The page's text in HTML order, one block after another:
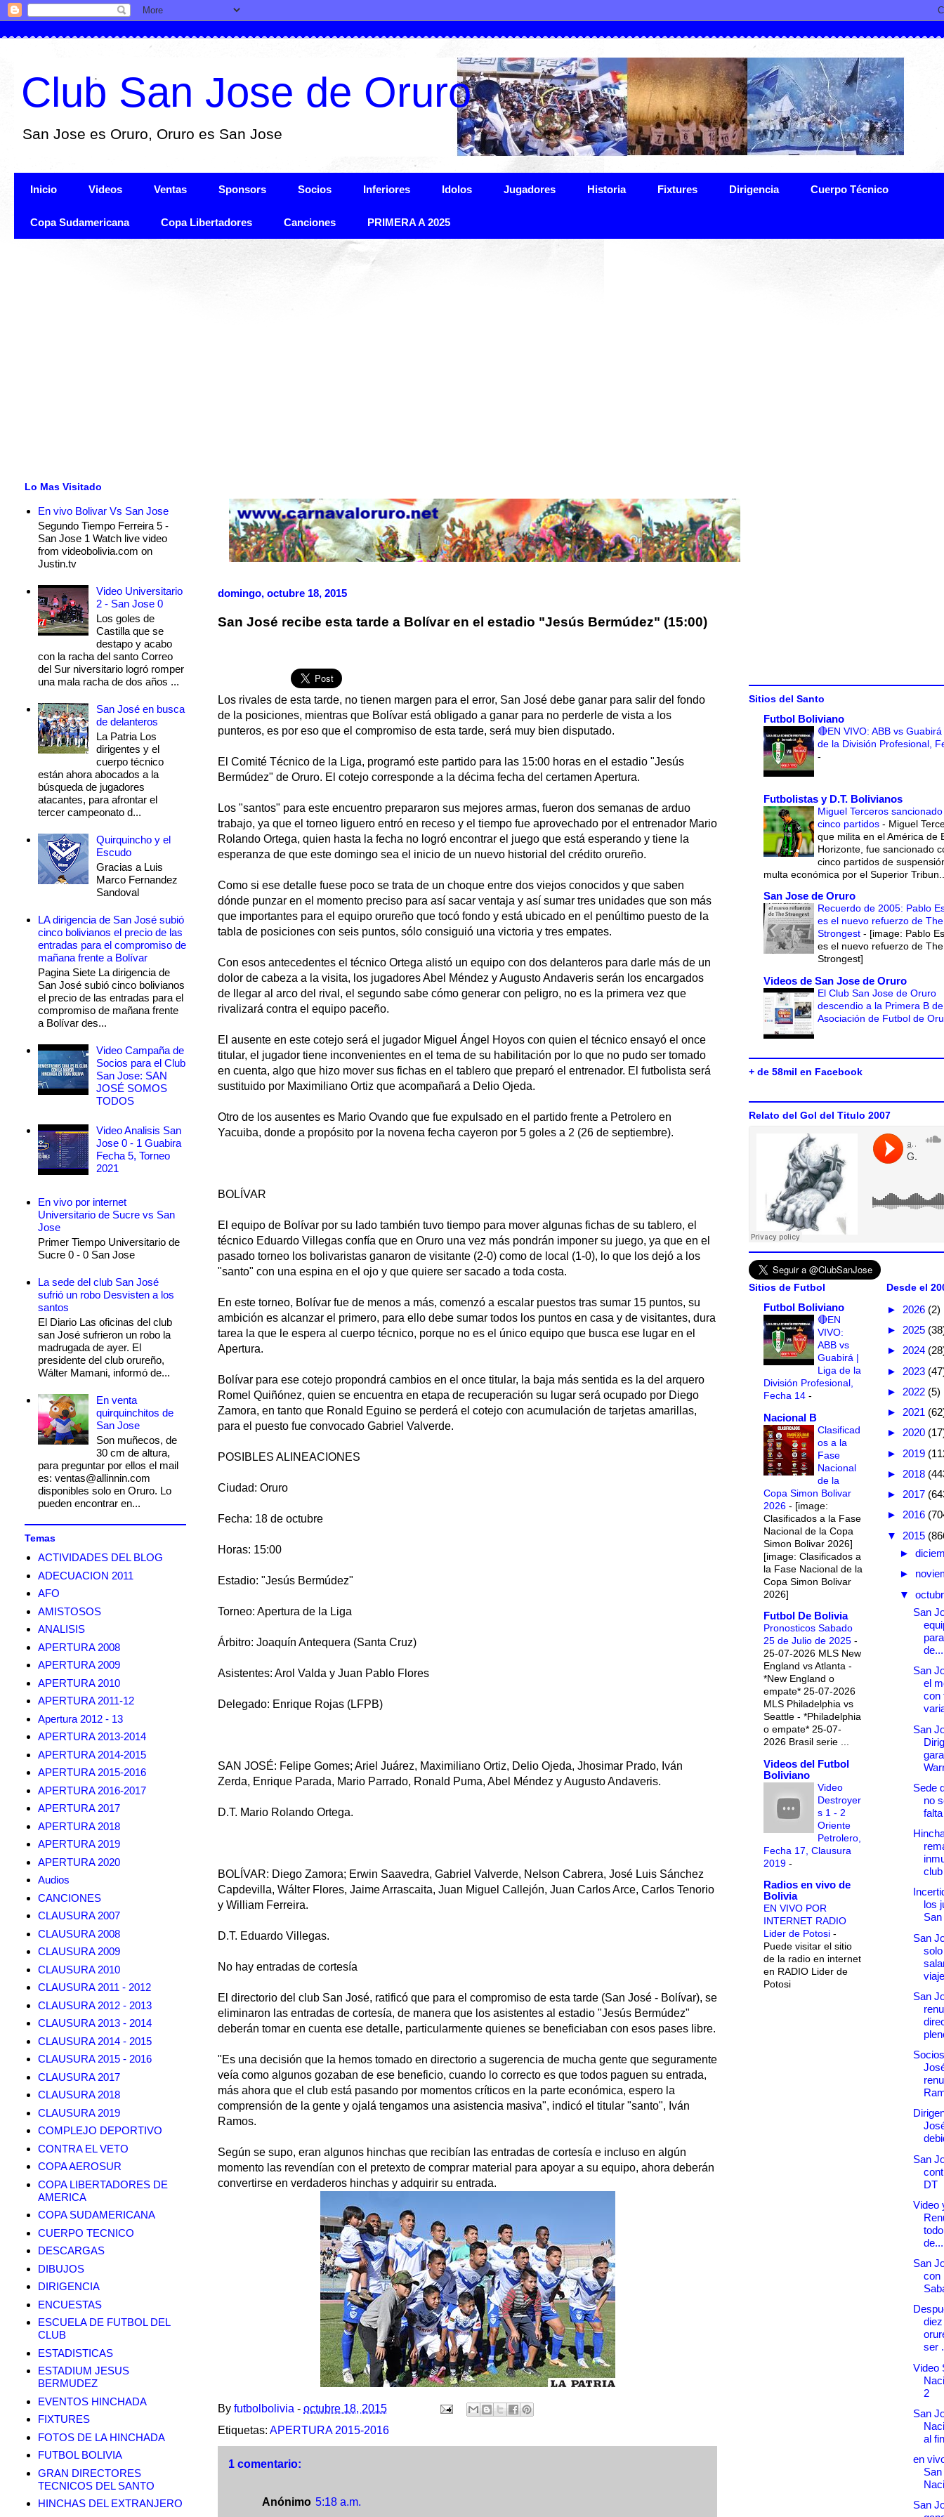
Club San Jose de Oruro
San Jose es Oruro, Oruro es San Jose
Inicio Videos Ventas Sponsors Socios Inferiores Idolos Jugadores Historia Fixtures Dirigencia Cuerpo Técnico
Copa Sudamericana Copa Libertadores Canciones PRIMERA A 2025
domingo, octubre 18, 2015
San José recibe esta tarde a Bolívar en el estadio "Jesús Bermúdez" (15:00)
Los rivales de esta tarde, no tienen margen para el error, San José debe ganar para salir del fondo
de la posiciones, mientras que Bolívar está obligado a ganar para no perderle de vista a los
punteros, es por eso que el compromiso de esta tarde, será muy bien disputado.
El Comité Técnico de la Liga, programó este partido para las 15:00 horas en el estadio "Jesús
Bermúdez" de Oruro. El cotejo corresponde a la décima fecha del certamen Apertura.
Los "santos" para este encuentro prepararon sus mejores armas, fueron dos semanas de arduo
trabajo, ya que el torneo liguero entró en receso y el tiempo fue aprovechado por el entrenador Mario
Rolando Ortega, quien hasta la fecha no logró encontrar el juego que está esperando y tiene la
esperanza de que este domingo sea el inicio de un nuevo historial del crédito orureño.
Como si ese detalle fuese poco se trata de un choque entre dos viejos conocidos y que saben
dónde punzar en el momento preciso para así sacar ventaja y así sumar tres unidades que son más
que importantes para el equipo orureño que tocó fondo y está ubicado en el penúltimo puesto de la
tabla de posiciones con seis puntos, sólo consiguió una victoria y tres empates.
Con esos antecedentes el técnico Ortega alistó un equipo con dos delanteros para darle más de un
dolor de cabeza a la visita, los jugadores Abel Méndez y Augusto Andaveris serán los encargados
de llegar al arco del rival, el segundo sabe cómo generar con peligro, no es la primera vez que
rivalizará contra el equipo paceño.
El ausente en este cotejo será el jugador Miguel Ángel Hoyos con quien el técnico ensayó el once
titular, el jugador tiene inconvenientes en el tema de su habilitación por lo que no pudo ser tomado
en cuenta, algo que hizo mover sus fichas en el tablero que preparó el entrenador. El futbolista será
sustituido por Maximiliano Ortiz que acompañará a Delio Ojeda.
Otro de los ausentes es Mario Ovando que fue expulsado en el partido frente a Petrolero en
Yacuiba, donde a propósito por la novena fecha cayeron por 5 goles a 2 (26 de septiembre).
BOLÍVAR
El equipo de Bolívar por su lado también tuvo tiempo para mover algunas fichas de su tablero, el
técnico Eduardo Villegas confía que en Oruro una vez más pondrán imponer su juego, ya que en el
pasado torneo los bolivaristas ganaron de visitante (2-0) como de local (1-0), lo que los dejó a los
"santo" con una espina en el ojo y que quiere ser sacado a toda costa.
En este torneo, Bolívar fue de menos a más, comenzó a escalar puestos tras sumar 15 puntos, su
ambición es alcanzar el primero, para ello debe sumar todos los puntos en casa y de visitantes, dura
tarea la que le espera al cuerpo técnico, porque no es el único equipo que busca ese lugar en el
Apertura.
Bolívar para ese cotejo propondrá cambios en el once titular, la baja más sentida es la del arquero
Romel Quiñónez, quien se encuentra en etapa de recuperación su lugar será ocupado por Diego
Zamora, en tanto que Ronald Eguino se perderá el cotejo con acumulación de tarjetas amarillas,
para el puesto fue convocado Gabriel Valverde.
POSIBLES ALINEACIONES
Ciudad: Oruro
Fecha: 18 de octubre
Horas: 15:00
Estadio: "Jesús Bermúdez"
Torneo: Apertura de la Liga
Árbitro: Joaquín Antequera (Santa Cruz)
Asistentes: Arol Valda y Juan Pablo Flores
Delegado: Enrique Rojas (LFPB)
SAN JOSÉ: Felipe Gomes; Ariel Juárez, Maximiliano Ortiz, Delio Ojeda, Jhosimar Prado, Iván
Zerda, Enrique Parada, Mario Parrado, Ronald Puma, Abel Méndez y Augusto Andaveris.
D.T. Mario Rolando Ortega.
BOLÍVAR: Diego Zamora; Erwin Saavedra, Gabriel Valverde, Nelson Cabrera, José Luis Sánchez
Capdevilla, Wálter Flores, Jaime Arrascaita, Juan Miguel Callejón, Juan Carlos Arce, Carlos Tenorio
y William Ferreira.
D.T. Eduardo Villegas.
No hay entradas de cortesía
El directorio del club San José, ratificó que para el compromiso de esta tarde (San José - Bolívar), se
eliminaron las entradas de cortesía, de manera que los asistentes al estadio "Jesús Bermúdez"
deberán tomar en cuenta ese detalle, particularmente quienes se beneficiaban con esos pases libre.
"Es una decisión que la hemos tomado en directorio a sugerencia de mucha gente que seguramente
veía como algunos gozaban de ese beneficio, cuando lo correcto es que todos paguen su entrada,
más ahora que el club está pasando por momentos críticos en la parte económica, espero la
comprensión de la gente y ojalá tengamos una asistencia masiva", indicó el titular "santo", Iván
Ramos.
Según se supo, eran algunos hinchas que recibían las entradas de cortesía e incluso en algún
momento las revendían con el pretexto de comprar material para apoyar a su equipo, ahora deberán
convertirse en verdaderos hinchas y adquirir su entrada.
By futbolbolivia - octubre 18, 2015
Etiquetas: APERTURA 2015-2016
1 comentario:
Anónimo 5:18 a.m.
Lo Mas Visitado
En vivo Bolivar Vs San Jose
Segundo Tiempo Ferreira 5 -
San Jose 1 Watch live video
from videobolivia.com on
Justin.tv
Video Universitario
2 - San Jose 0
Los goles de
Castilla que se
destapo y acabo
con la racha del santo Correo
del Sur niversitario logró romper
una mala racha de dos años ...
San José en busca
de delanteros
La Patria Los
dirigentes y el
cuerpo técnico
están ahora abocados a la
búsqueda de jugadores
atacantes, para afrontar el
tercer campeonato d...
Quirquincho y el
Escudo
Gracias a Luis
Marco Fernandez
Sandoval
LA dirigencia de San José subió
cinco bolivianos el precio de las
entradas para el compromiso de
mañana frente a Bolívar
Pagina Siete La dirigencia de
San José subió cinco bolivianos
el precio de las entradas para el
compromiso de mañana frente
a Bolívar des...
Video Campaña de
Socios para el Club
San Jose: SAN
JOSÉ SOMOS
TODOS
Video Analisis San
Jose 0 - 1 Guabira
Fecha 5, Torneo
2021
En vivo por internet
Universitario de Sucre vs San
Jose
Primer Tiempo Universitario de
Sucre 0 - 0 San Jose
La sede del club San José
sufrió un robo Desvisten a los
santos
El Diario Las oficinas del club
san José sufrieron un robo la
madrugada de ayer. El
presidente del club orureño,
Wálter Mamani, informó de...
En venta
quirquinchitos de
San Jose
Son muñecos, de
30 cm de altura,
para preguntar por ellos el mail
es: ventas@allinnin.com
disponibles solo en Oruro. Lo
pueden encontrar en...
Temas
ACTIVIDADES DEL BLOG
ADECUACION 2011
AFO
AMISTOSOS
ANALISIS
APERTURA 2008
APERTURA 2009
APERTURA 2010
APERTURA 2011-12
Apertura 2012 - 13
APERTURA 2013-2014
APERTURA 2014-2015
APERTURA 2015-2016
APERTURA 2016-2017
APERTURA 2017
APERTURA 2018
APERTURA 2019
APERTURA 2020
Audios
CANCIONES
CLAUSURA 2007
CLAUSURA 2008
CLAUSURA 2009
CLAUSURA 2010
CLAUSURA 2011 - 2012
CLAUSURA 2012 - 2013
CLAUSURA 2013 - 2014
CLAUSURA 2014 - 2015
CLAUSURA 2015 - 2016
CLAUSURA 2017
CLAUSURA 2018
CLAUSURA 2019
COMPLEJO DEPORTIVO
CONTRA EL VETO
COPA AEROSUR
COPA LIBERTADORES DE
AMERICA
COPA SUDAMERICANA
CUERPO TECNICO
DESCARGAS
DIBUJOS
DIRIGENCIA
ENCUESTAS
ESCUELA DE FUTBOL DEL
CLUB
ESTADISTICAS
ESTADIUM JESUS
BERMUDEZ
EVENTOS HINCHADA
FIXTURES
FOTOS DE LA HINCHADA
FUTBOL BOLIVIA
GRAN DIRECTORES
TECNICOS DEL SANTO
HINCHAS DEL EXTRANJERO
Sitios del Santo
Futbol Boliviano
🔴EN VIVO: ABB vs
de la División Profesional,
-
Futbolistas y D.T. Bolivianos
Miguel Terceros
cinco partidos - Miguel
que milita en el América de
Horizonte, fue sancionado
cinco partidos de
multa económica por el Superior
San Jose de Oruro
Recuerdo de 2005: Pablo
es el nuevo refuerzo de The
Strongest - [image: Pablo
es el nuevo refuerzo de The
Strongest]
Videos de San Jose de Oruro
El Club San Jose de Oruro
descendio a la Primera B
Asociación de Futbol de
+ de 58mil en Facebook
Relato del Gol del Titulo 2007
Sitios de Futbol
Futbol Boliviano
🔴EN
VIVO:
ABB vs
Guabirá |
Liga de la
División Profesional,
Fecha 14 -
Nacional B
Clasificad
os a la
Fase
Nacional
de la
Copa Simon Bolivar
2026 - [image:
Clasificados a la Fase
Nacional de la Copa
Simon Bolivar 2026]
[image: Clasificados a
la Fase Nacional de la
Copa Simon Bolivar
2026]
Futbol De Bolivia
Pronosticos Sabado
25 de Julio de 2025 -
25-07-2026 MLS New
England vs Atlanta -
*New England o
empate* 25-07-2026
MLS Philadelphia vs
Seattle - *Philadelphia
o empate* 25-07-
2026 Brasil serie ...
Videos del Futbol
Boliviano
Video
Destroyer
s 1 - 2
Oriente
Petrolero,
Fecha 17, Clausura
2019 -
Radios en vivo de
Bolivia
EN VIVO POR
INTERNET RADIO
Lider de Potosi -
Puede visitar el sitio
de la radio en internet
en RADIO Lider de
Potosi
Desde el
► 2026 (2)
► 2025
► 2024
► 2023
► 2022 (5)
► 2021
► 2020
► 2019
► 2018
► 2017
► 2016
▼ 2015
►
►
▼
San
de...
San
el
con
San
Sede
no
los
San
viaje
San
San
DT
Video
de...
San
con
ser
Video
2
San
al
en
San